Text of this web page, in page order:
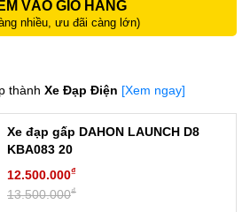
VÀO GIỎ HÀNG
nhiều, ưu đãi càng lớn)
thành Xe Đạp Điện [Xem ngay]
Xe đạp gấp DAHON LAUNCH D8
KBA083 20
12.500.000₫
13.500.000₫